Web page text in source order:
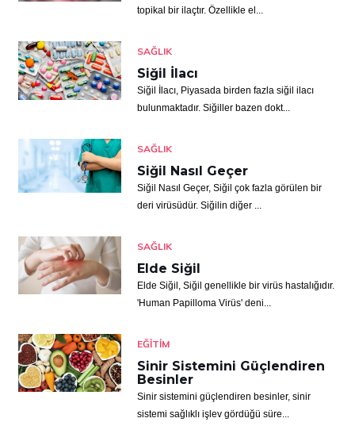
topikal bir ilaçtır. Özellikle el...
SAĞLIK
Siğil İlacı
Siğil İlacı, Piyasada birden fazla siğil ilacı
bulunmaktadır. Siğiller bazen dokt...
SAĞLIK
Siğil Nasıl Geçer
Siğil Nasıl Geçer, Siğil çok fazla görülen bir
deri virüsüdür. Siğilin diğer ...
SAĞLIK
Elde Siğil
Elde Siğil, Siğil genellikle bir virüs hastalığıdır.
'Human Papilloma Virüs' deni...
EĞITIM
Sinir Sistemini Güçlendiren
Besinler
Sinir sistemini güçlendiren besinler, sinir
sistemi sağlıklı işlev gördüğü süre...